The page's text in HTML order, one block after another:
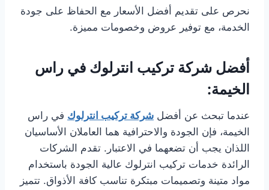
نحرص على تقديم أفضل الأسعار مع الحفاظ على جودة
الخدمة، مع توفير عروض وخصومات مميزة.
أفضل شركة تركيب انترلوك في راس
الخيمة:
عندما تبحث عن أفضل شركة تركيب انترلوك في راس
الخيمة، فإن الجودة والاحترافية هما العاملان الأساسيان
اللذان يجب أن تضعهما في الاعتبار. تقدم الشركات
الرائدة خدمات تركيب انترلوك عالية الجودة باستخدام
مواد متينة وتصميمات مبتكرة تناسب كافة الأذواق. تتميز